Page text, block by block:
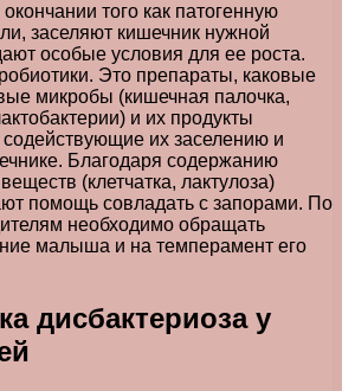
того как патогенную
заселяют кишечник нужной
особые условия для ее роста.
Это препараты, каковые
микробы (кишечная палочка,
и их продукты
содействующие их заселению и
Благодаря содержанию
(клетчатка, лактулоза)
помощь совладать с запорами. По
необходимо обращать
малыша и на темперамент его
дисбактериоза у